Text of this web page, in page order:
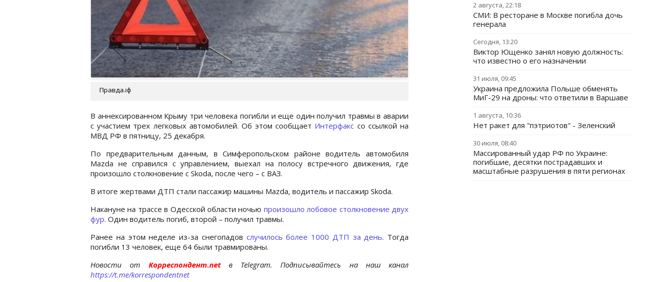
Правда.іф
В аннексированном Крыму три человека погибли и еще один получил травмы в аварии
с участием трех легковых автомобилей. Об этом сообщает Интерфакс со ссылкой на
МВД РФ в пятницу, 25 декабря.
По предварительным данным, в Симферопольском районе водитель автомобиля
Mazda не справился с управлением, выехал на полосу встречного движения, где
произошло столкновение с Skoda, после чего – с ВАЗ.
В итоге жертвами ДТП стали пассажир машины Mazda, водитель и пассажир Skoda.
Накануне на трассе в Одесской области ночью произошло лобовое столкновение двух
фур. Один водитель погиб, второй – получил травмы.
Ранее на этом неделе из-за снегопадов случилось более 1000 ДТП за день. Тогда
погибли 13 человек, еще 64 были травмированы.
Новости от Корреспондент.net в Telegram. Подписывайтесь на наш канал
https://t.me/korrespondentnet
2 августа, 22:18
СМИ: В ресторане в Москве погибла дочь
генерала
Сегодня, 13:20
Виктор Ющенко занял новую должность:
что известно о его назначении
31 июля, 09:45
Украина предложила Польше обменять
МиГ-29 на дроны: что ответили в Варшаве
1 августа, 10:36
Нет ракет для "пэтриотов" - Зеленский
30 июля, 08:40
Массированный удар РФ по Украине:
погибшие, десятки пострадавших и
масштабные разрушения в пяти регионах